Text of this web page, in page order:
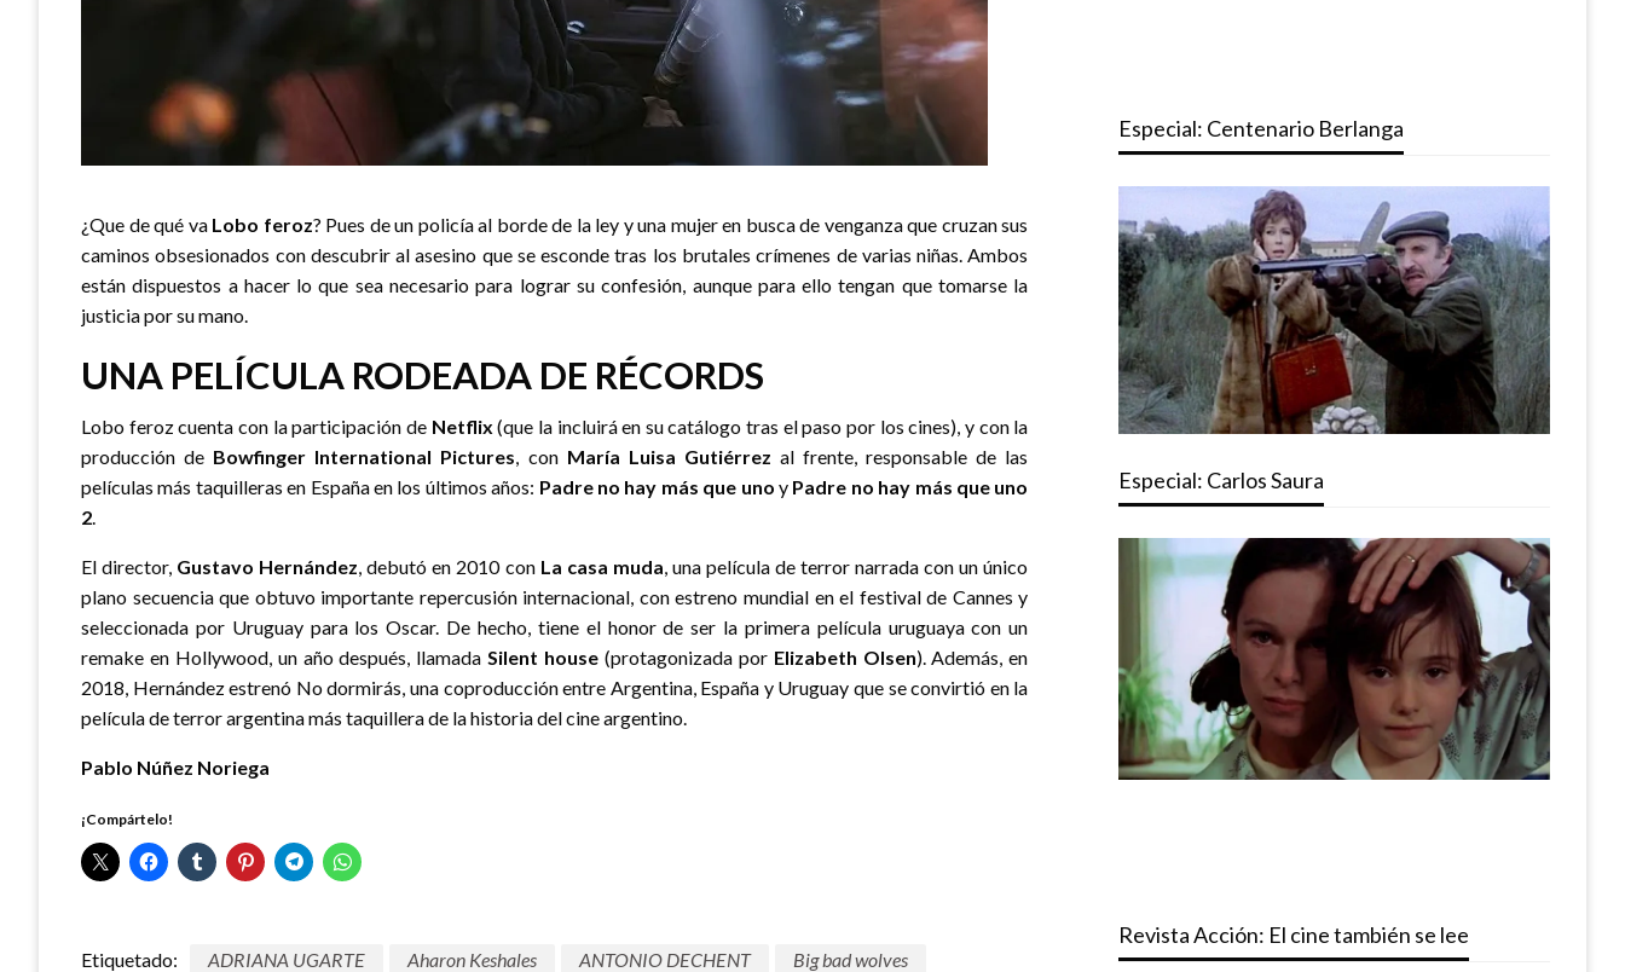
¿Que de qué va Lobo feroz? Pues de un policía al borde de la ley y una mujer en busca de venganza que cruzan sus
caminos obsesionados con descubrir al asesino que se esconde tras los brutales crímenes de varias niñas. Ambos
están dispuestos a hacer lo que sea necesario para lograr su confesión, aunque para ello tengan que tomarse la
justicia por su mano.
UNA PELÍCULA RODEADA DE RÉCORDS
Lobo feroz cuenta con la participación de Netflix (que la incluirá en su catálogo tras el paso por los cines), y con la
producción de Bowfinger International Pictures, con María Luisa Gutiérrez al frente, responsable de las
películas más taquilleras en España en los últimos años: Padre no hay más que uno y Padre no hay más que uno
2.
El director, Gustavo Hernández, debutó en 2010 con La casa muda, una película de terror narrada con un único
plano secuencia que obtuvo importante repercusión internacional, con estreno mundial en el festival de Cannes y
seleccionada por Uruguay para los Oscar. De hecho, tiene el honor de ser la primera película uruguaya con un
remake en Hollywood, un año después, llamadaSilent house (protagonizada por Elizabeth Olsen). Además, en
2018, Hernández estrenó No dormirás, una coproducción entre Argentina, España y Uruguay que se convirtió en la
película de terror argentina más taquillera de la historia del cine argentino.
Pablo Núñez Noriega
¡Compártelo!
Etiquetado: ADRIANA UGARTE Aharon Keshales ANTONIO DECHENT
Big bad wolves
Especial: Centenario Berlanga
Especial: Carlos Saura
Revista Acción: El cine también se lee